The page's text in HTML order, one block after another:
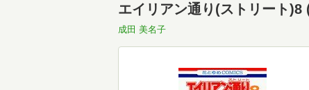
エイリアン通り(ストリート)8
成田 美名子